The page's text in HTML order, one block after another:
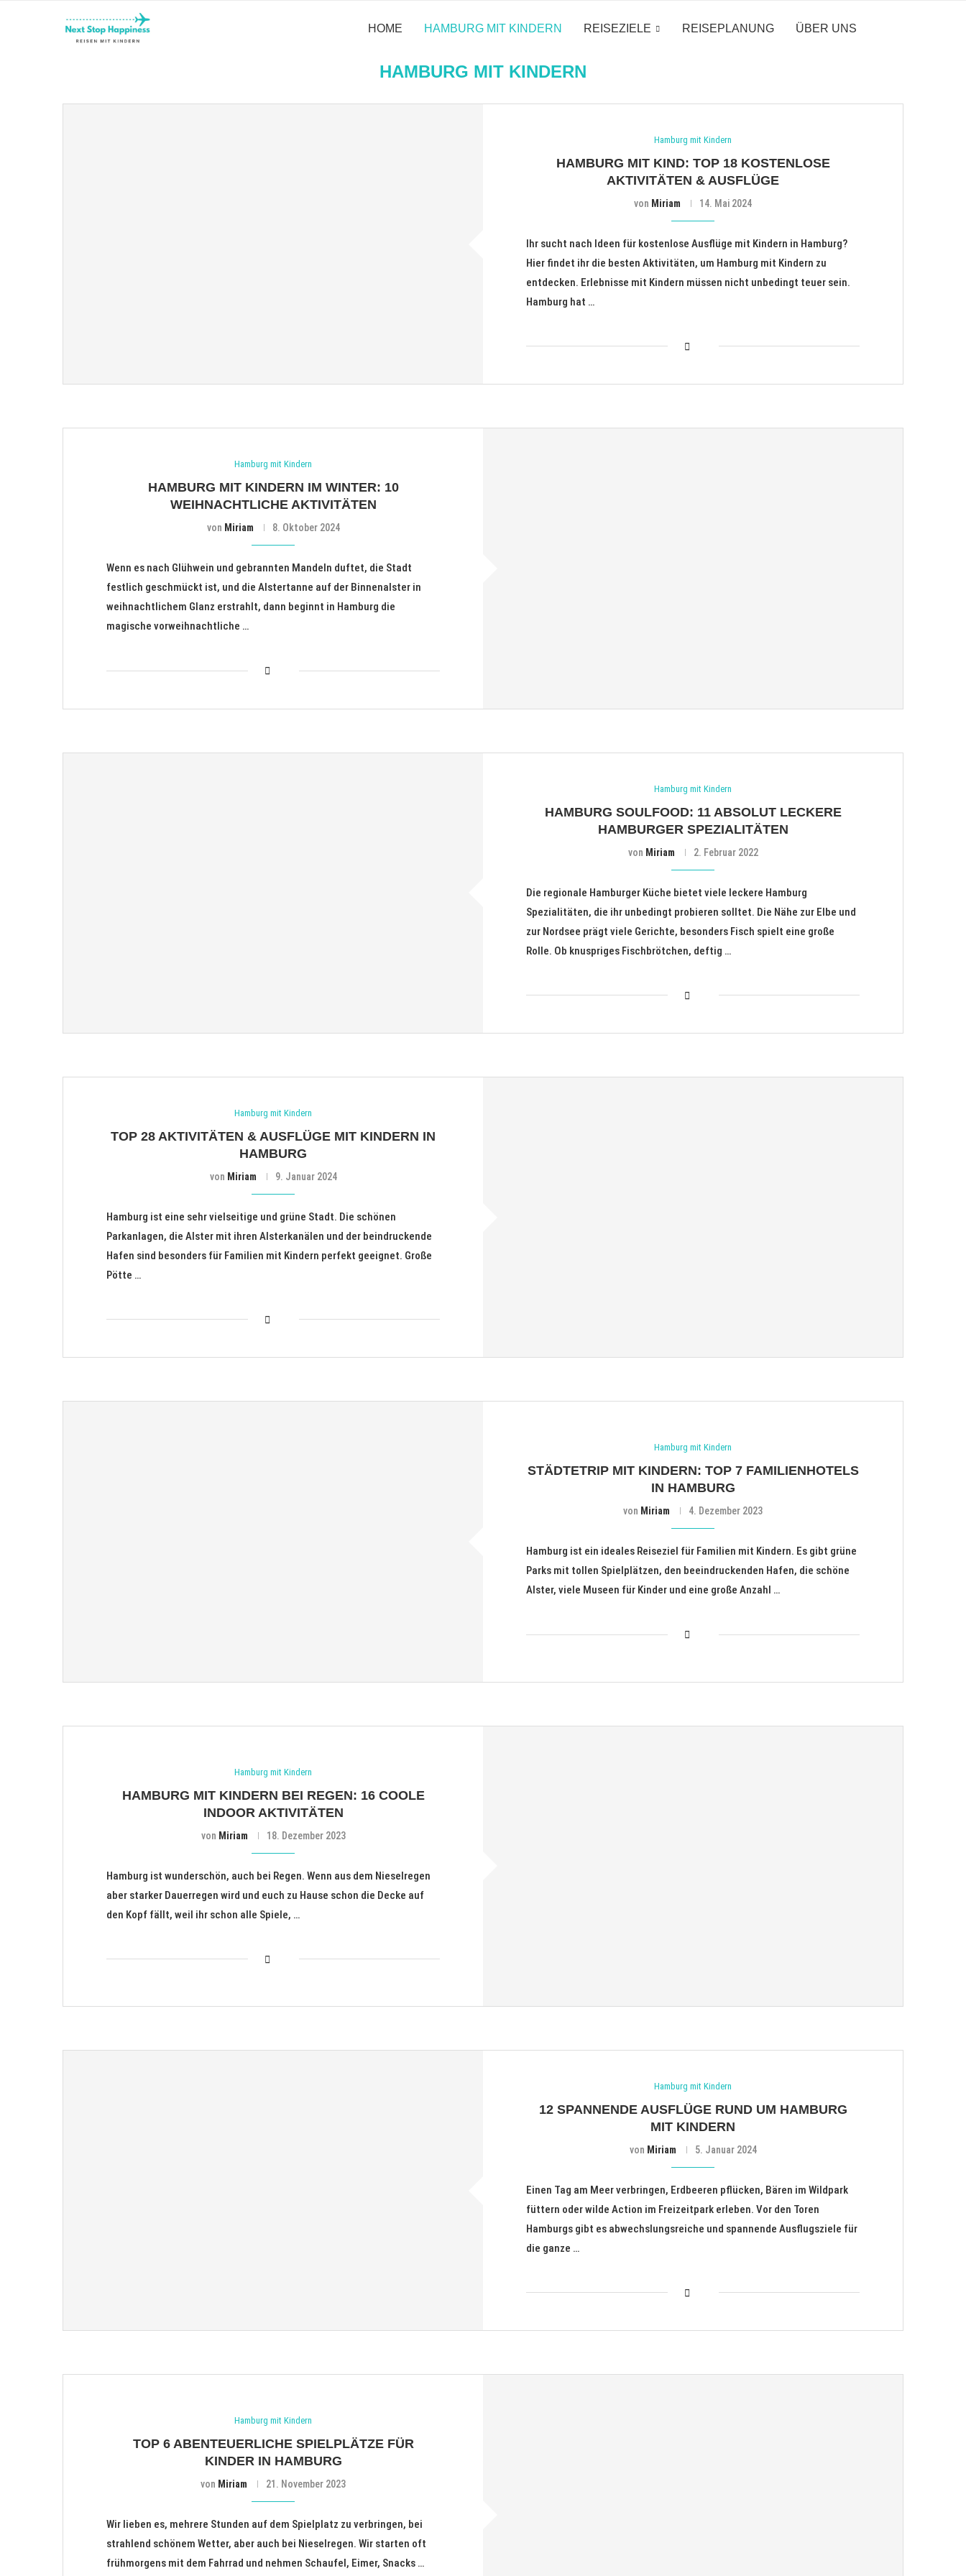
HOME HAMBURG MIT KINDERN REISEZIELE REISEPLANUNG ÜBER UNS
Home Hamburg mit Kindern
HAMBURG MIT KINDERN
Hamburg mit Kindern
HAMBURG MIT KIND: TOP 18 KOSTENLOSE
AKTIVITÄTEN & AUSFLÜGE
von Miriam 14. Mai 2024
Ihr sucht nach Ideen für kostenlose Ausflüge mit Kindern in Hamburg?
Hier findet ihr die besten Aktivitäten, um Hamburg mit Kindern zu
entdecken. Erlebnisse mit Kindern müssen nicht unbedingt teuer sein.
Hamburg hat …
Hamburg mit Kindern
HAMBURG MIT KINDERN IM WINTER: 10
WEIHNACHTLICHE AKTIVITÄTEN
von Miriam 8. Oktober 2024
Wenn es nach Glühwein und gebrannten Mandeln duftet, die Stadt
festlich geschmückt ist, und die Alstertanne auf der Binnenalster in
weihnachtlichem Glanz erstrahlt, dann beginnt in Hamburg die
magische vorweihnachtliche …
Hamburg mit Kindern
HAMBURG SOULFOOD: 11 ABSOLUT LECKERE
HAMBURGER SPEZIALITÄTEN
von Miriam 2. Februar 2022
Die regionale Hamburger Küche bietet viele leckere Hamburg
Spezialitäten, die ihr unbedingt probieren solltet. Die Nähe zur Elbe und
zur Nordsee prägt viele Gerichte, besonders Fisch spielt eine große
Rolle. Ob knuspriges Fischbrötchen, deftig …
Hamburg mit Kindern
TOP 28 AKTIVITÄTEN & AUSFLÜGE MIT KINDERN IN
HAMBURG
von Miriam 9. Januar 2024
Hamburg ist eine sehr vielseitige und grüne Stadt. Die schönen
Parkanlagen, die Alster mit ihren Alsterkanälen und der beindruckende
Hafen sind besonders für Familien mit Kindern perfekt geeignet. Große
Pötte …
Hamburg mit Kindern
STÄDTETRIP MIT KINDERN: TOP 7 FAMILIENHOTELS
IN HAMBURG
von Miriam 4. Dezember 2023
Hamburg ist ein ideales Reiseziel für Familien mit Kindern. Es gibt grüne
Parks mit tollen Spielplätzen, den beeindruckenden Hafen, die schöne
Alster, viele Museen für Kinder und eine große Anzahl …
Hamburg mit Kindern
HAMBURG MIT KINDERN BEI REGEN: 16 COOLE
INDOOR AKTIVITÄTEN
von Miriam 18. Dezember 2023
Hamburg ist wunderschön, auch bei Regen. Wenn aus dem Nieselregen
aber starker Dauerregen wird und euch zu Hause schon die Decke auf
den Kopf fällt, weil ihr schon alle Spiele, …
Hamburg mit Kindern
12 SPANNENDE AUSFLÜGE RUND UM HAMBURG
MIT KINDERN
von Miriam 5. Januar 2024
Einen Tag am Meer verbringen, Erdbeeren pflücken, Bären im Wildpark
füttern oder wilde Action im Freizeitpark erleben. Vor den Toren
Hamburgs gibt es abwechslungsreiche und spannende Ausflugsziele für
die ganze …
Hamburg mit Kindern
TOP 6 ABENTEUERLICHE SPIELPLÄTZE FÜR
KINDER IN HAMBURG
von Miriam 21. November 2023
Wir lieben es, mehrere Stunden auf dem Spielplatz zu verbringen, bei
strahlend schönem Wetter, aber auch bei Nieselregen. Wir starten oft
frühmorgens mit dem Fahrrad und nehmen Schaufel, Eimer, Snacks …